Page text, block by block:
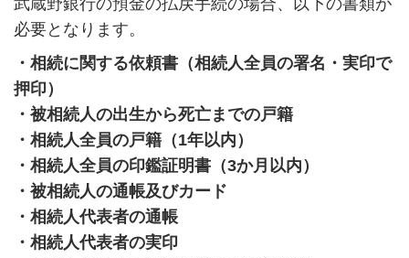
武蔵野銀行の預金の払戻手続の場合、以下の書類が
必要となります。
・相続に関する依頼書（相続人全員の署名・実印で
押印）
・被相続人の出生から死亡までの戸籍
・相続人全員の戸籍（1年以内）
・相続人全員の印鑑証明書（3か月以内）
・被相続人の通帳及びカード
・相続人代表者の通帳
・相続人代表者の実印